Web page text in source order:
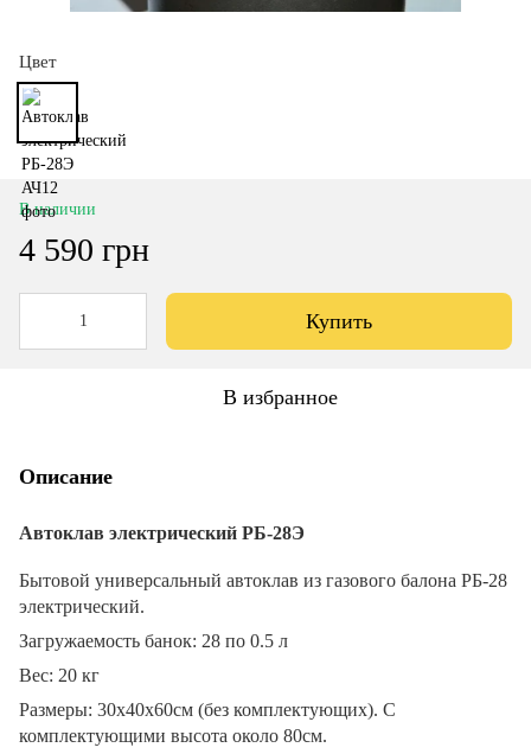
Цвет
В наличии
4 590 грн
Купить
В избранное
Описание
Автоклав электрический РБ-28Э
Бытовой универсальный автоклав из газового балона РБ-28
электрический.
Загружаемость банок: 28 по 0.5 л
Вес: 20 кг
Размеры: 30х40х60см (без комплектующих). С
комплектующими высота около 80см.